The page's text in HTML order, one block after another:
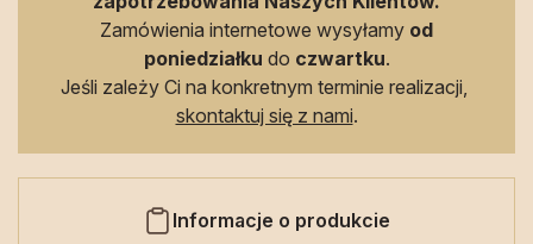
Zamówienia internetowe wysyłamy od
poniedziałku do czwartku.
Jeśli zależy Ci na konkretnym terminie realizacji,
skontaktuj się z nami.
Informacje o produkcie